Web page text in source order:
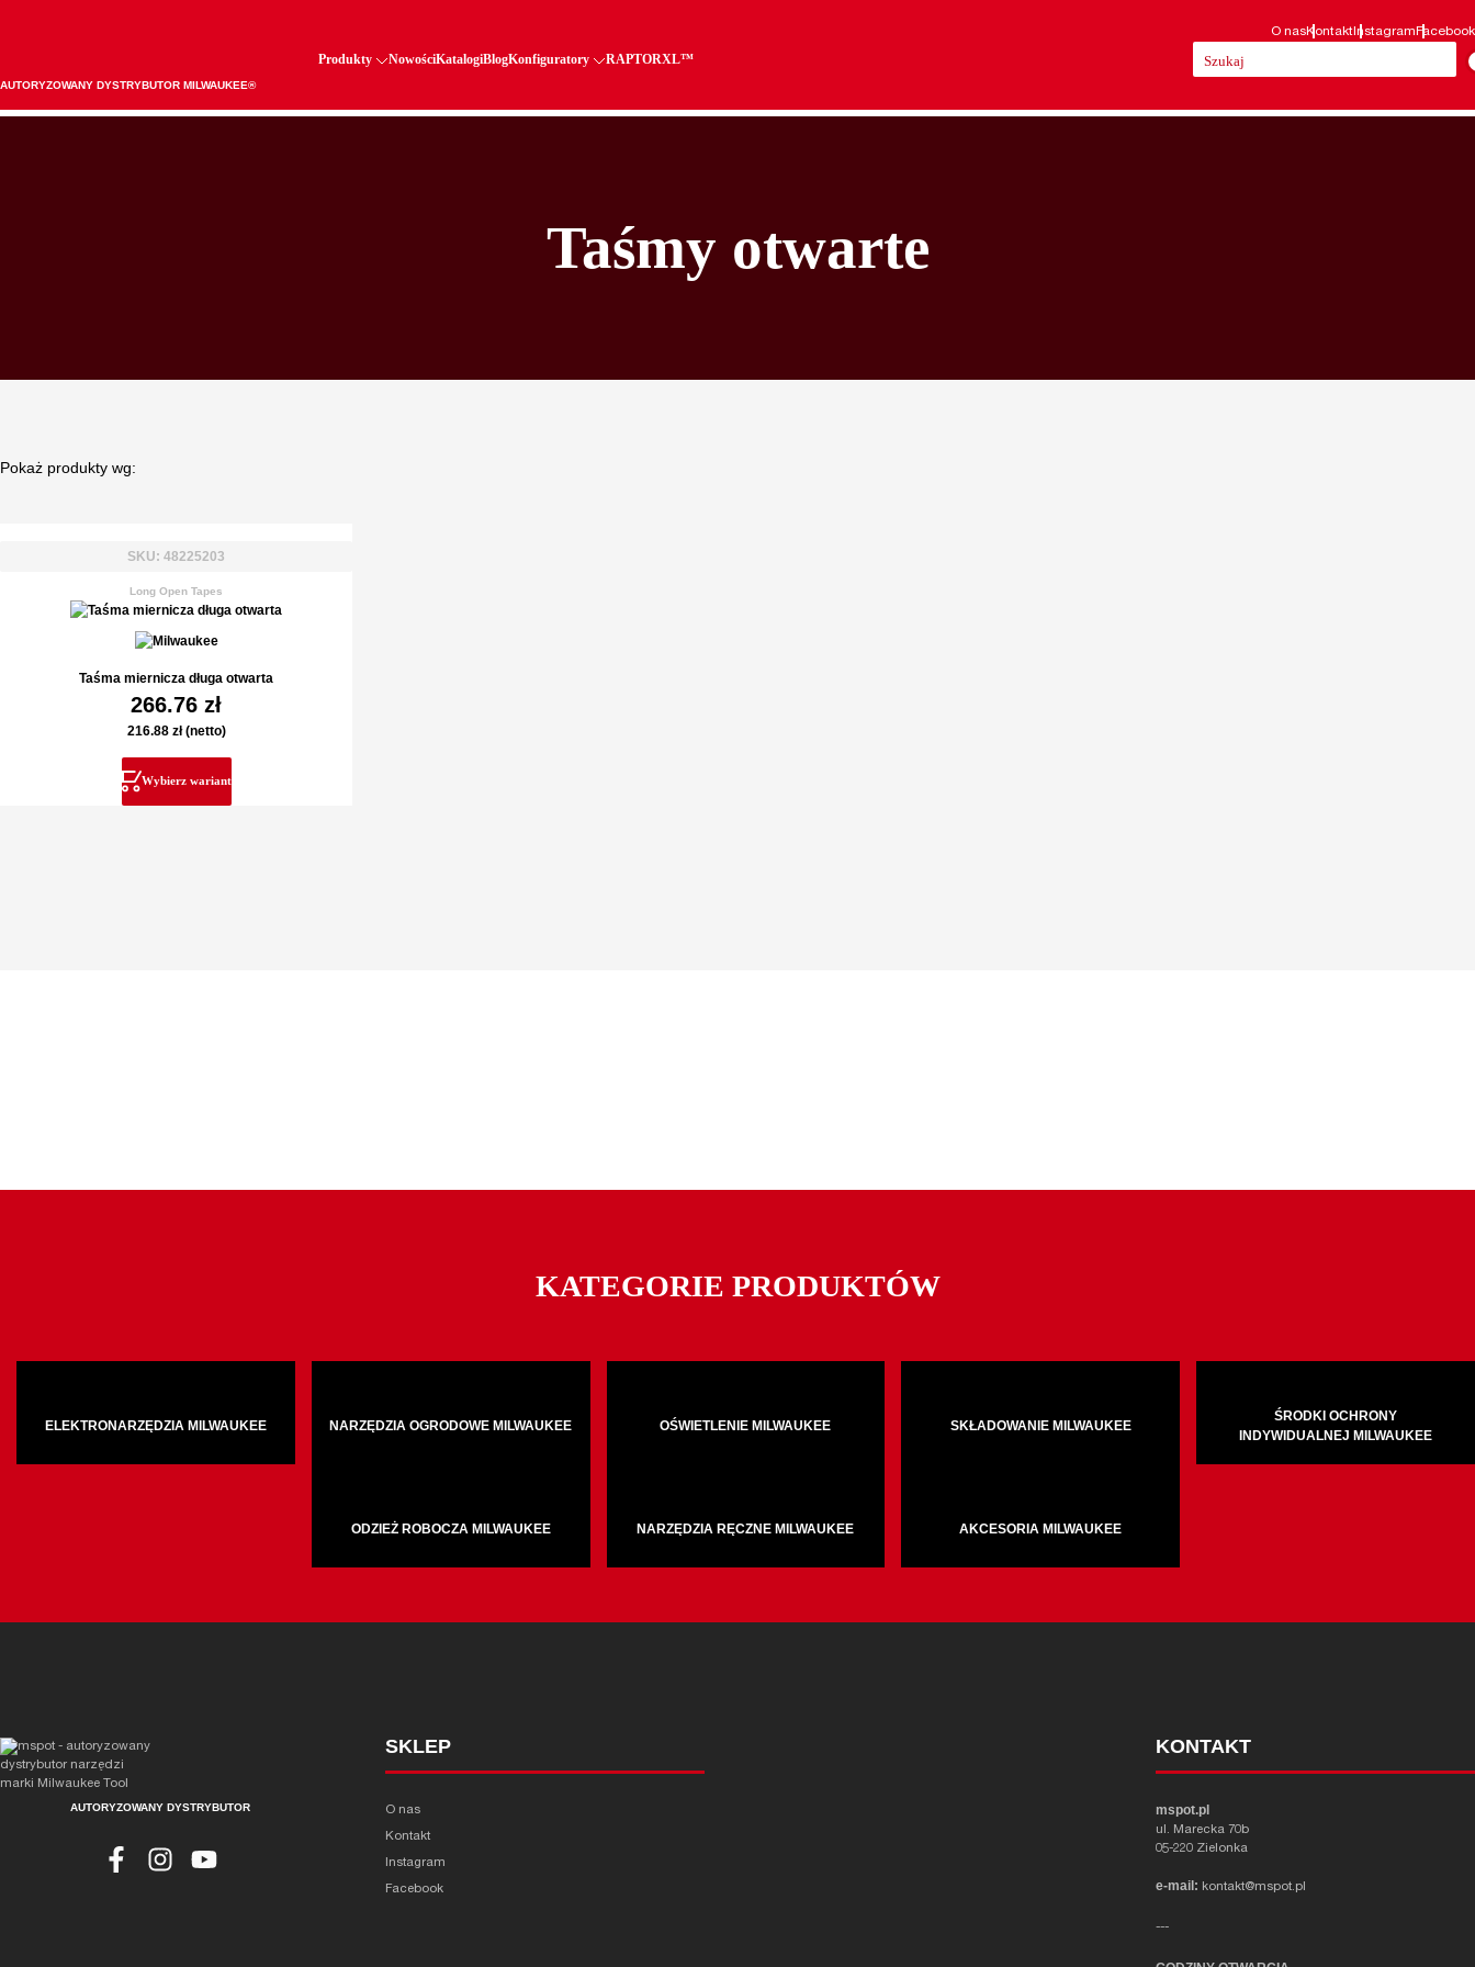
O nasKontakt Instagram Facebook
AUTORYZOWANY DYSTRYBUTOR MILWAUKEE®
Produkty NowościKatalogiBlogKonfiguratory RAPTORXL™
Taśmy otwarte
Pokaż produkty wg:
SKU: 48225203
Long Open Tapes
Taśma miernicza długa otwarta
266.76 zł
216.88 zł(netto)
Wybierz wariant
KATEGORIE PRODUKTÓW
ELEKTRONARZĘDZIA MILWAUKEE NARZĘDZIA OGRODOWE MILWAUKEE OŚWIETLENIE MILWAUKEE SKŁADOWANIE MILWAUKEE
ŚRODKI OCHRONY
INDYWIDUALNEJ MILWAUKEE
ODZIEŻ ROBOCZA MILWAUKEE NARZĘDZIA RĘCZNE MILWAUKEE AKCESORIA MILWAUKEE
AUTORYZOWANY DYSTRYBUTOR
SKLEP
O nas
Kontakt
Instagram
Facebook
KONTAKT
mspot.pl
ul. Marecka 70b
05-220 Zielonka
e-mail: kontakt@mspot.pl
---